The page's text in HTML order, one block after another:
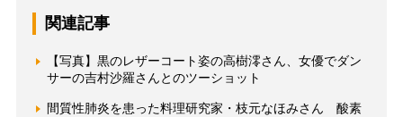
関連記事
【写真】黒のレザーコート姿の高樹澪さん、女優でダン
サーの吉村沙羅さんとのツーショット
間質性肺炎を患った料理研究家・枝元なほみさん 酸素